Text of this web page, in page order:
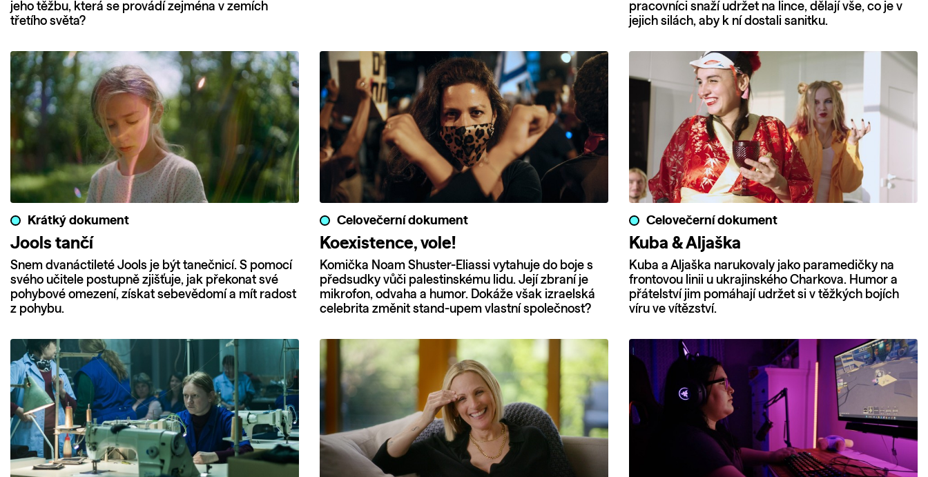
jeho těžbu, která se provádí zejména v zemích
třetího světa?
pracovníci snaží udržet na lince, dělají vše, co je v
jejich silách, aby k ní dostali sanitku.
Krátký dokument
Jools tančí
Snem dvanáctileté Jools je být tanečnicí. S pomocí
svého učitele postupně zjišťuje, jak překonat své
pohybové omezení, získat sebevědomí a mít radost
z pohybu.
Celovečerní dokument
Koexistence, vole!
Komička Noam Shuster-Eliassi vytahuje do boje s
předsudky vůči palestinskému lidu. Její zbraní je
mikrofon, odvaha a humor. Dokáže však izraelská
celebrita změnit stand-upem vlastní společnost?
Celovečerní dokument
Kuba & Aljaška
Kuba a Aljaška narukovaly jako paramedičky na
frontovou linii u ukrajinského Charkova. Humor a
přátelství jim pomáhají udržet si v těžkých bojích
víru ve vítězství.